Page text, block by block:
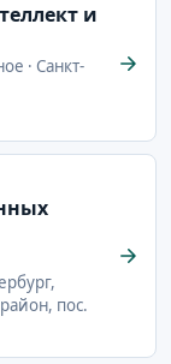
и
· Санкт-
пос.